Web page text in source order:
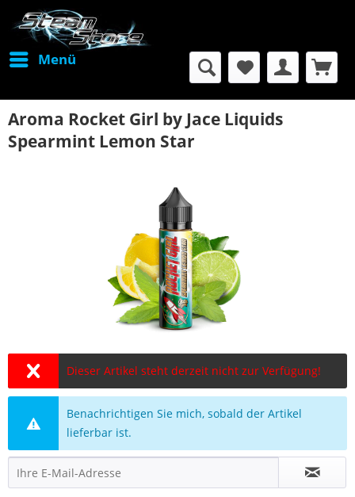
Menü
Aroma Rocket Girl by Jace Liquids
Spearmint Lemon Star
Dieser Artikel steht derzeit nicht zur Verfügung!
Benachrichtigen Sie mich, sobald der Artikel
lieferbar ist.